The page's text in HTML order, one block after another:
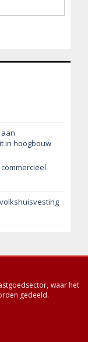
in hoogbouw
waar het
gedeeld.